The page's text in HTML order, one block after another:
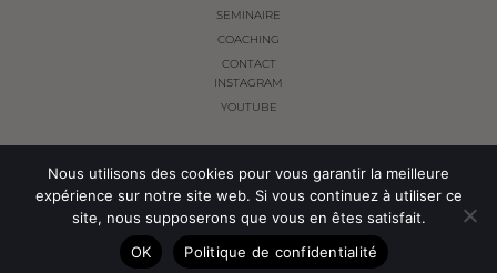
SEMINAIRE
COACHING
CONTACT
INSTAGRAM
YOUTUBE
© THE FRENCH WAY 2024. ALL RIGHTS RESERVED.
POLITIQUE DE CONFIDENTIALITÉ CONDITIONS GÉNÉRALES DE VENTES
Nous utilisons des cookies pour vous garantir la meilleure
expérience sur notre site web. Si vous continuez à utiliser ce
site, nous supposerons que vous en êtes satisfait.
OK
Politique de confidentialité